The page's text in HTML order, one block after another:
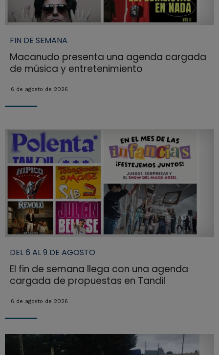
FIN DE SEMANA
Macanudo presenta una agenda cargada
de música y entretenimiento
6 de agosto de 2026
DEL 6 AL 9 DE AGOSTO
El fin de semana llega con una agenda
cargada de propuestas en Tandil
6 de agosto de 2026